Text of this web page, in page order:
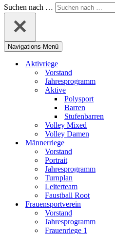
Suchen nach …
Navigations-Menü
Aktivriege
Vorstand
Jahresprogramm
Aktive
Polysport
Barren
Stufenbarren
Volley Mixed
Volley Damen
Männerriege
Vorstand
Portrait
Jahresprogramm
Turnplan
Leiterteam
Faustball Root
Frauensportverein
Vorstand
Jahresprogramm
Frauenriege 1